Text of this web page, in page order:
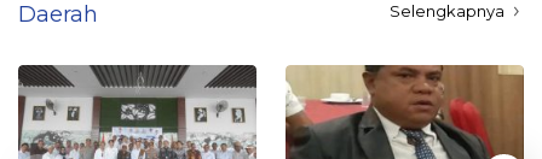
Daerah Selengkapnya